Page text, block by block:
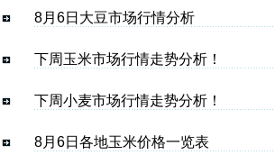
8月6日大豆市场行情分析
下周玉米市场行情走势分析！
下周小麦市场行情走势分析！
8月6日各地玉米价格一览表